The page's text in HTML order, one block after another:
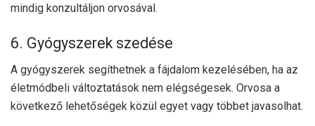
mindig konzultáljon orvosával.
6. Gyógyszerek szedése
A gyógyszerek segíthetnek a fájdalom kezelésében, ha az
életmódbeli változtatások nem elégségesek. Orvosa a
következő lehetőségek közül egyet vagy többet javasolhat.